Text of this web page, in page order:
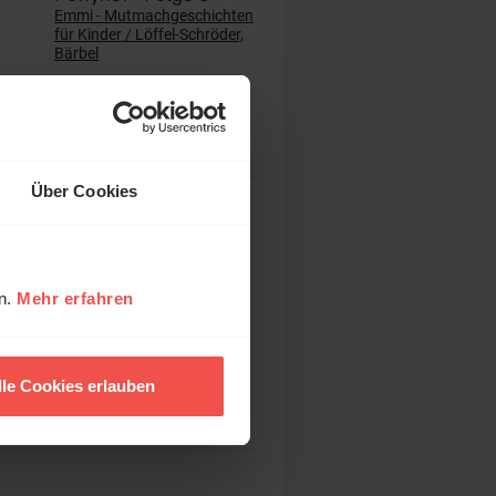
Über Cookies
Mehr erfahren
Cookies erlauben
Emmi - Mutmachgeschichten
für Kinder / Löffel-Schröder,
Bärbel
Erbach, Sandra / Faludi,
20,00 EUR